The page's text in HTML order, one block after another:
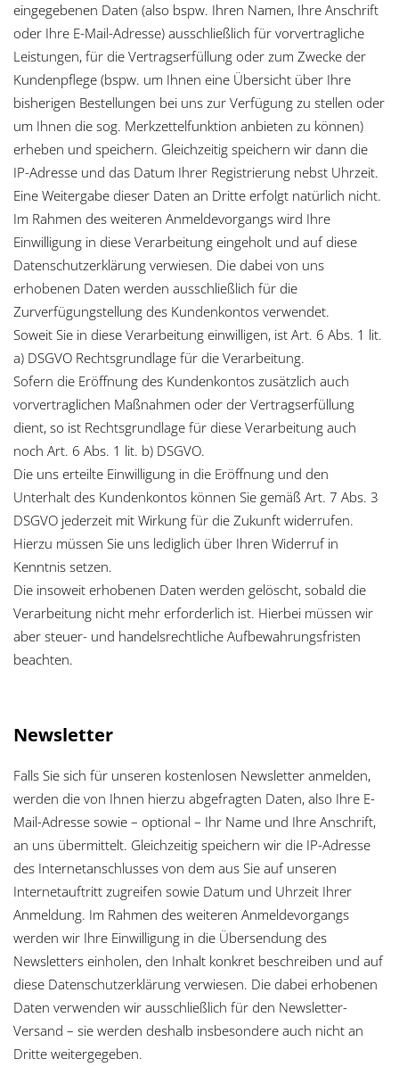
eingegebenen Daten (also bspw. Ihren Namen, Ihre Anschrift
oder Ihre E-Mail-Adresse) ausschließlich für vorvertragliche
Leistungen, für die Vertragserfüllung oder zum Zwecke der
Kundenpflege (bspw. um Ihnen eine Übersicht über Ihre
bisherigen Bestellungen bei uns zur Verfügung zu stellen oder
um Ihnen die sog. Merkzettelfunktion anbieten zu können)
erheben und speichern. Gleichzeitig speichern wir dann die
IP-Adresse und das Datum Ihrer Registrierung nebst Uhrzeit.
Eine Weitergabe dieser Daten an Dritte erfolgt natürlich nicht.
Im Rahmen des weiteren Anmeldevorgangs wird Ihre
Einwilligung in diese Verarbeitung eingeholt und auf diese
Datenschutzerklärung verwiesen. Die dabei von uns
erhobenen Daten werden ausschließlich für die
Zurverfügungstellung des Kundenkontos verwendet.
Soweit Sie in diese Verarbeitung einwilligen, ist Art. 6 Abs. 1 lit.
a) DSGVO Rechtsgrundlage für die Verarbeitung.
Sofern die Eröffnung des Kundenkontos zusätzlich auch
vorvertraglichen Maßnahmen oder der Vertragserfüllung
dient, so ist Rechtsgrundlage für diese Verarbeitung auch
noch Art. 6 Abs. 1 lit. b) DSGVO.
Die uns erteilte Einwilligung in die Eröffnung und den
Unterhalt des Kundenkontos können Sie gemäß Art. 7 Abs. 3
DSGVO jederzeit mit Wirkung für die Zukunft widerrufen.
Hierzu müssen Sie uns lediglich über Ihren Widerruf in
Kenntnis setzen.
Die insoweit erhobenen Daten werden gelöscht, sobald die
Verarbeitung nicht mehr erforderlich ist. Hierbei müssen wir
aber steuer- und handelsrechtliche Aufbewahrungsfristen
beachten.
Newsletter
Falls Sie sich für unseren kostenlosen Newsletter anmelden,
werden die von Ihnen hierzu abgefragten Daten, also Ihre E-
Mail-Adresse sowie – optional – Ihr Name und Ihre Anschrift,
an uns übermittelt. Gleichzeitig speichern wir die IP-Adresse
des Internetanschlusses von dem aus Sie auf unseren
Internetauftritt zugreifen sowie Datum und Uhrzeit Ihrer
Anmeldung. Im Rahmen des weiteren Anmeldevorgangs
werden wir Ihre Einwilligung in die Übersendung des
Newsletters einholen, den Inhalt konkret beschreiben und auf
diese Datenschutzerklärung verwiesen. Die dabei erhobenen
Daten verwenden wir ausschließlich für den Newsletter-
Versand – sie werden deshalb insbesondere auch nicht an
Dritte weitergegeben.